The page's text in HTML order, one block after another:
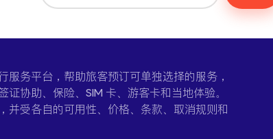
服务平台，帮助旅客预订可单独选择的服务，
协助、保险、SIM 卡、游客卡和当地体验。
并受各自的可用性、价格、条款、取消规则和